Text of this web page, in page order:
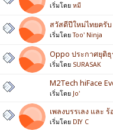
เริ่มโดย หมี
สวัสดีปีใหม่ไทยครับ
เริ่มโดยToo' Ninja
Oppo ประกาศยุติธุ
เริ่มโดย SURASAK
M2Tech hiFace
เริ่มโดย Jo'
เพลงบรรเลง และ
เริ่มโดย DIY C